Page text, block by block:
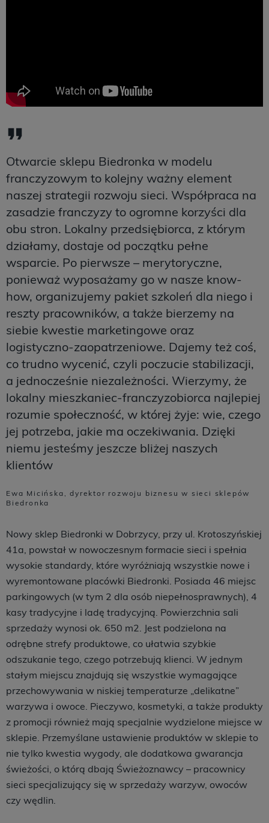
Otwarcie sklepu Biedronka w modelu
franczyzowym to kolejny ważny element
naszej strategii rozwoju sieci. Współpraca na
zasadzie franczyzy to ogromne korzyści dla
obu stron. Lokalny przedsiębiorca, z którym
działamy, dostaje od początku pełne
wsparcie. Po pierwsze – merytoryczne,
ponieważ wyposażamy go w nasze know-
how, organizujemy pakiet szkoleń dla niego i
reszty pracowników, a także bierzemy na
siebie kwestie marketingowe oraz
logistyczno-zaopatrzeniowe. Dajemy też coś,
co trudno wycenić, czyli poczucie stabilizacji,
a jednocześnie niezależności. Wierzymy, że
lokalny mieszkaniec-franczyzobiorca najlepiej
rozumie społeczność, w której żyje: wie, czego
jej potrzeba, jakie ma oczekiwania. Dzięki
niemu jesteśmy jeszcze bliżej naszych
klientów
Ewa Micińska, dyrektor rozwoju biznesu w sieci sklepów
Biedronka
Nowy sklep Biedronki w Dobrzycy, przy ul. Krotoszyńskiej
41a, powstał w nowoczesnym formacie sieci i spełnia
wysokie standardy, które wyróżniają wszystkie nowe i
wyremontowane placówki Biedronki. Posiada 46 miejsc
parkingowych (w tym 2 dla osób niepełnosprawnych), 4
kasy tradycyjne i ladę tradycyjną. Powierzchnia sali
sprzedaży wynosi ok. 650 m2. Jest podzielona na
odrębne strefy produktowe, co ułatwia szybkie
odszukanie tego, czego potrzebują klienci. W jednym
stałym miejscu znajdują się wszystkie wymagające
przechowywania w niskiej temperaturze „delikatne”
warzywa i owoce. Pieczywo, kosmetyki, a także produkty
z promocji również mają specjalnie wydzielone miejsce w
sklepie. Przemyślane ustawienie produktów w sklepie to
nie tylko kwestia wygody, ale dodatkowa gwarancja
świeżości, o którą dbają Świeżoznawcy – pracownicy
sieci specjalizujący się w sprzedaży warzyw, owoców
czy wędlin.